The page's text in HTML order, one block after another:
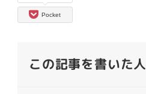
Pocket
この記事を書いた人